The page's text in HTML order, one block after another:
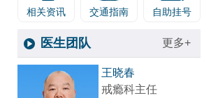
相关资讯 交通指南 自助挂号
医生团队 更多+
王晓春
戒瘾科主任